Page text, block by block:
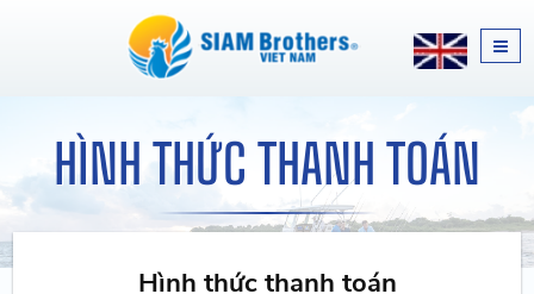
HÌNH THỨC THANH TOÁN
Hình thức thanh toán